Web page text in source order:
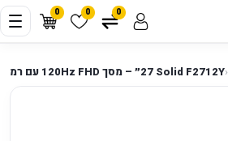
0 0 0
‹Solid F2712Y ‏27״ – מסך FHD ‏120Hz עם רמקולים